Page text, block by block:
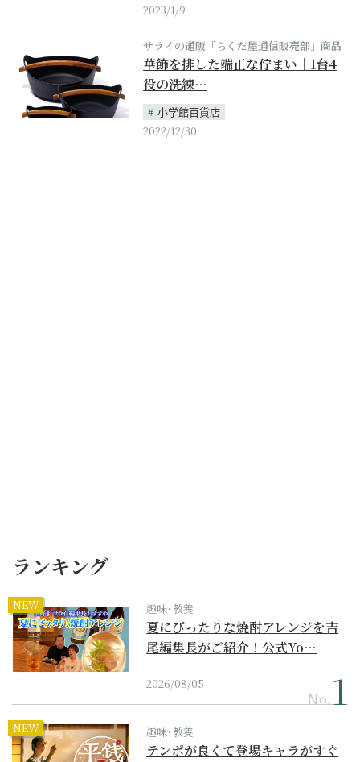
2023/1/9
サライの通販「らくだ屋通信販売部」商品
華飾を排した端正な佇まい｜1台4
役の洗練…
小学館百貨店
2022/12/30
ランキング
NEW 趣味･教養
夏にぴったりな焼酎アレンジを吉
尾編集長がご紹介！公式Yo…
2026/08/05
No.
NEW 趣味･教養
テンポが良くて登場キャラがすぐ